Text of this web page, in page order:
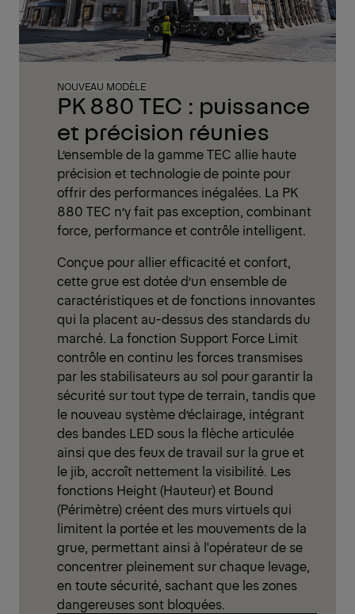
PK 880 TEC : puissance
et précision réunies
NOUVEAU MODÈLE
L’ensemble de la gamme TEC allie haute
précision et technologie de pointe pour
offrir des performances inégalées. La PK
880 TEC n’y fait pas exception, combinant
force, performance et contrôle intelligent.
Conçue pour allier efficacité et confort,
cette grue est dotée d’un ensemble de
caractéristiques et de fonctions innovantes
qui la placent au-dessus des standards du
marché. La fonction Support Force Limit
contrôle en continu les forces transmises
par les stabilisateurs au sol pour garantir la
sécurité sur tout type de terrain, tandis que
le nouveau système d’éclairage, intégrant
des bandes LED sous la flèche articulée
ainsi que des feux de travail sur la grue et
le jib, accroît nettement la visibilité. Les
fonctions Height (Hauteur) et Bound
(Périmètre) créent des murs virtuels qui
limitent la portée et les mouvements de la
grue, permettant ainsi à l'opérateur de se
concentrer pleinement sur chaque levage,
en toute sécurité, sachant que les zones
dangereuses sont bloquées.